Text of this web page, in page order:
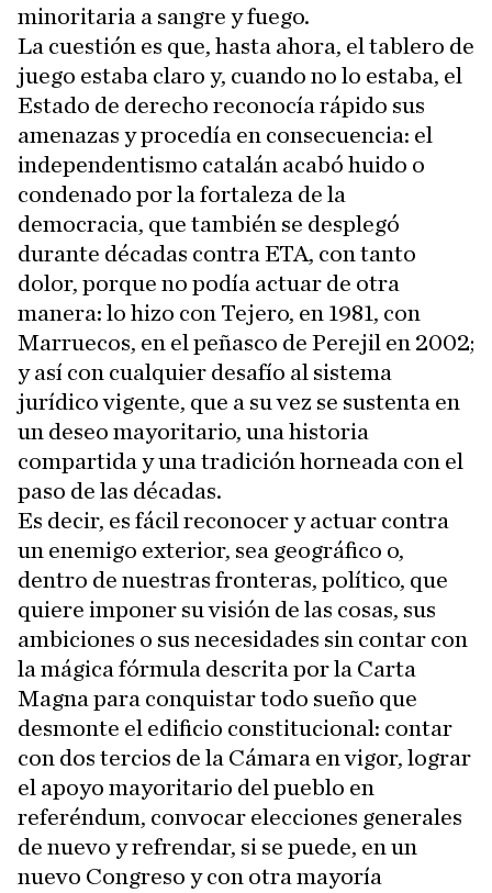
minoritaria a sangre y fuego.
La cuestión es que, hasta ahora, el tablero de
juego estaba claro y, cuando no lo estaba, el
Estado de derecho reconocía rápido sus
amenazas y procedía en consecuencia: el
independentismo catalán acabó huido o
condenado por la fortaleza de la
democracia, que también se desplegó
durante décadas contra ETA, con tanto
dolor, porque no podía actuar de otra
manera: lo hizo con Tejero, en 1981, con
Marruecos, en el peñasco de Perejil en 2002;
y así con cualquier desafío al sistema
jurídico vigente, que a su vez se sustenta en
un deseo mayoritario, una historia
compartida y una tradición horneada con el
paso de las décadas.
Es decir, es fácil reconocer y actuar contra
un enemigo exterior, sea geográfico o,
dentro de nuestras fronteras, político, que
quiere imponer su visión de las cosas, sus
ambiciones o sus necesidades sin contar con
la mágica fórmula descrita por la Carta
Magna para conquistar todo sueño que
desmonte el edificio constitucional: contar
con dos tercios de la Cámara en vigor, lograr
el apoyo mayoritario del pueblo en
referéndum, convocar elecciones generales
de nuevo y refrendar, si se puede, en un
nuevo Congreso y con otra mayoría